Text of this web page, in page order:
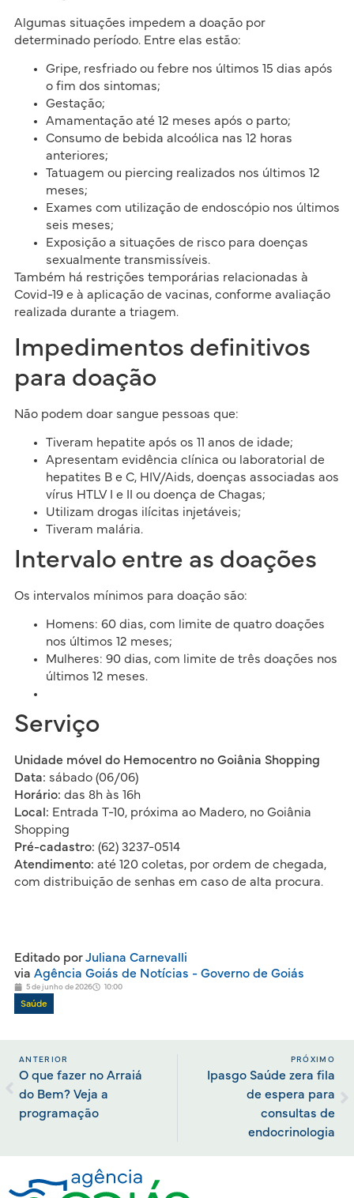
Algumas situações impedem a doação por
determinado período. Entre elas estão:
Gripe, resfriado ou febre nos últimos 15 dias após
o fim dos sintomas;
Gestação;
Amamentação até 12 meses após o parto;
Consumo de bebida alcoólica nas 12 horas
anteriores;
Tatuagem ou piercing realizados nos últimos 12
meses;
Exames com utilização de endoscópio nos últimos
seis meses;
Exposição a situações de risco para doenças
sexualmente transmissíveis.
Também há restrições temporárias relacionadas à
Covid-19 e à aplicação de vacinas, conforme avaliação
realizada durante a triagem.
Impedimentos definitivos
para doação
Não podem doar sangue pessoas que:
Tiveram hepatite após os 11 anos de idade;
Apresentam evidência clínica ou laboratorial de
hepatites B e C, HIV/Aids, doenças associadas aos
vírus HTLV I e II ou doença de Chagas;
Utilizam drogas ilícitas injetáveis;
Tiveram malária.
Intervalo entre as doações
Os intervalos mínimos para doação são:
Homens: 60 dias, com limite de quatro doações
nos últimos 12 meses;
Mulheres: 90 dias, com limite de três doações nos
últimos 12 meses.
Serviço
Unidade móvel do Hemocentro no Goiânia Shopping
Data: sábado (06/06)
Horário: das 8h às 16h
Local: Entrada T-10, próxima ao Madero, no Goiânia
Shopping
Pré-cadastro: (62) 3237-0514
Atendimento: até 120 coletas, por ordem de chegada,
com distribuição de senhas em caso de alta procura.
Editado porJuliana Carnevalli
via Agência Goiás de Notícias - Governo de Goiás
5 de junho de 2026 10:00
Saúde
ANTERIOR
O que fazer no Arraiá
do Bem? Veja a
programação
PRÓXIMO
Ipasgo Saúde zera fila
de espera para
consultas de
endocrinologia